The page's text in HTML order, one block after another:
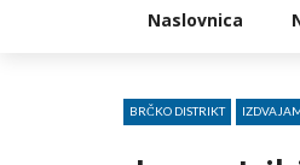
Naslovnica
BRČKO DISTRIKT